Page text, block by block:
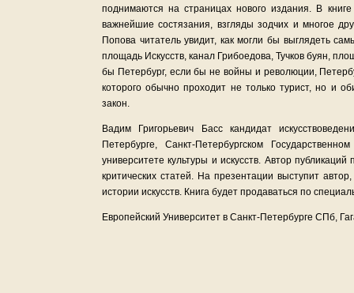
поднимаются на страницах нового издания. В
важнейшие состязания, взгляды зодчих и многое
Попова читатель увидит, как могли бы выглядеть
площадь Искусств, канал Грибоедова, Тучков буян,
бы Петербург, если бы не войны и революции,
которого обычно проходит не только турист, но и
закон.
Вадим Григорьевич Басс кандидат
Петербурге, Санкт-Петербургском
университете культуры и искусств. Автор
критических статей. На презентации выступит
истории искусств. Книга будет продаваться по
Европейский Университет в Санкт-Петербурге СПб,